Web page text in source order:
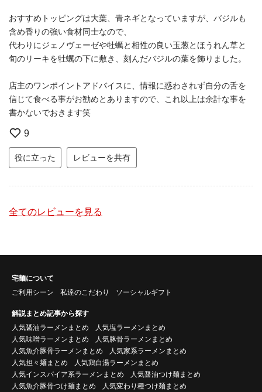
おすすめトッピングは大葉、青ネギとなっていますが、バジルも
含め香りの強い食材同士なので、
代わりにジェノヴェーゼや牡蠣と相性の良い玉葱とほうれん草と
旬のリーキを牡蠣の下に敷き、刻んだバジルの葉を飾りました。
店主のワンポイントアドバイスに、情報に惑わされず自分の舌を
信じて食べる事がお勧めとありますので、これ以上は余計な事を
書かないでおきます笑
9
役に立った レビューを共有
全てのレビューを見る
宅麺について
ご利用シーン
私達のこだわり ソーシャルギフト
解説まとめ記事から探す
人気醤油ラーメンまとめ
人気塩ラーメンまとめ
人気味噌ラーメンまとめ
人気豚骨ラーメンまとめ
人気魚介豚骨ラーメンまとめ
人気家系ラーメンまとめ
人気担々麺まとめ
人気鶏白湯ラーメンまとめ
人気インスパイア系ラーメンまとめ
人気醤油つけ麺まとめ
人気魚介豚骨つけ麺まとめ
人気変わり種つけ麺まとめ